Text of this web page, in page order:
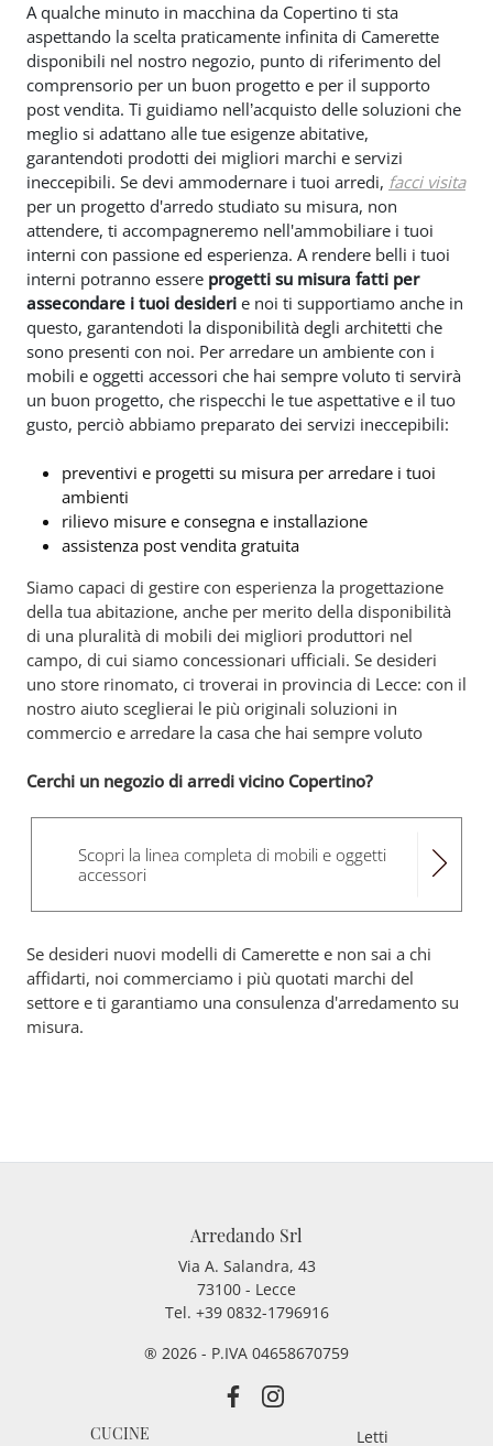
A qualche minuto in macchina da Copertino ti sta
aspettando la scelta praticamente infinita di Camerette
disponibili nel nostro negozio, punto di riferimento del
comprensorio per un buon progetto e per il supporto
post vendita. Ti guidiamo nell’acquisto delle soluzioni che
meglio si adattano alle tue esigenze abitative,
garantendoti prodotti dei migliori marchi e servizi
ineccepibili. Se devi ammodernare i tuoi arredi, facci visita
per un progetto d'arredo studiato su misura, non
attendere, ti accompagneremo nell'ammobiliare i tuoi
interni con passione ed esperienza. A rendere belli i tuoi
interni potranno essere progetti su misura fatti per
assecondare i tuoi desideri e noi ti supportiamo anche in
questo, garantendoti la disponibilità degli architetti che
sono presenti con noi. Per arredare un ambiente con i
mobili e oggetti accessori che hai sempre voluto ti servirà
un buon progetto, che rispecchi le tue aspettative e il tuo
gusto, perciò abbiamo preparato dei servizi ineccepibili:
preventivi e progetti su misura per arredare i tuoi
ambienti
rilievo misure e consegna e installazione
assistenza post vendita gratuita
Siamo capaci di gestire con esperienza la progettazione
della tua abitazione, anche per merito della disponibilità
di una pluralità di mobili dei migliori produttori nel
campo, di cui siamo concessionari ufficiali. Se desideri
uno store rinomato, ci troverai in provincia di Lecce: con il
nostro aiuto sceglierai le più originali soluzioni in
commercio e arredare la casa che hai sempre voluto
Cerchi un negozio di arredi vicino Copertino?
Scopri la linea completa di mobili e oggetti
accessori
Se desideri nuovi modelli di Camerette e non sai a chi
affidarti, noi commerciamo i più quotati marchi del
settore e ti garantiamo una consulenza d'arredamento su
misura.
Arredando Srl
Via A. Salandra, 43
73100 - Lecce
Tel. +39 0832-1796916
® 2026 - P.IVA 04658670759
CUCINE Letti